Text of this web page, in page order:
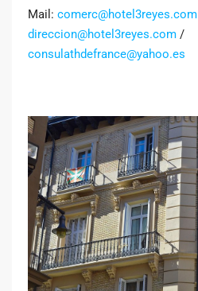
Mail: comerc@hotel3reyes.com
direccion@hotel3reyes.com /
consulathdefrance@yahoo.es